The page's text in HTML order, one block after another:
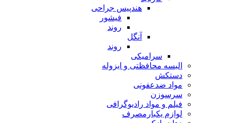
هندپیس جراحی
فیشور
روند
آنگل
روند
سرامیکی
البسه محافظتی و ایزوله
دستکش
مواد ضدعفونی
سرسوزن
فیلم و مواد رادیوگرافی
لوازم یکبارمصرف